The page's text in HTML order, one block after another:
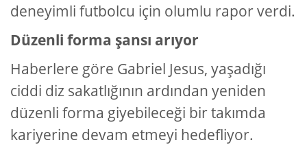
deneyimli futbolcu için olumlu rapor verdi.
Düzenli forma şansı arıyor
Haberlere göre Gabriel Jesus, yaşadığı
ciddi diz sakatlığının ardından yeniden
düzenli forma giyebileceği bir takımda
kariyerine devam etmeyi hedefliyor.